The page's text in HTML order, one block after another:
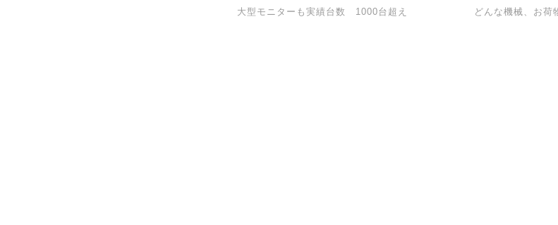
大型モニターも実績台数 1000台超え どんな機械、お荷
『席替え』
【新年度】